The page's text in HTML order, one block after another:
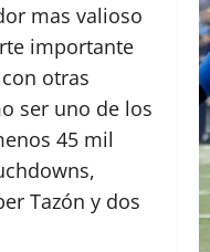
mas valioso
importante
otras
ser uno de los
45 mil
Tazón y dos